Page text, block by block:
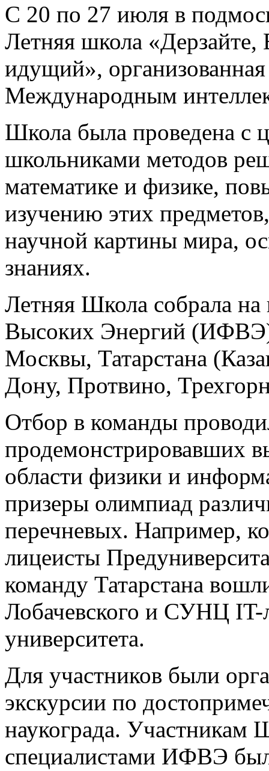
С 20 по 27 июля в
Летняя школа
идущий»,
Международным
Школа была проведена с
школьниками методов
математике и физике,
изучению этих
научной картины мира,
знаниях.
Летняя Школа собрала
Высоких Энергий (ИФВЭ)
Москвы, Татарстана
Дону, Протвино,
Отбор в команды
продемонстрировавших
области физики и
призеры олимпиад
перечневых. Например,
лицеисты
команду Татарстана
Лобачевского и СУНЦ IT-
университета.
Для участников были
экскурсии по
наукограда.
специалистами ИФВЭ